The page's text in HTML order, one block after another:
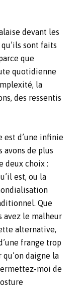
devant les
sont faits
que
quotidienne
la
des ressentis
est d’une infinie
avons de plus
deux choix :
est, ou la
Que
avez le malheur
alternative,
frange trop
daigne la
moi de